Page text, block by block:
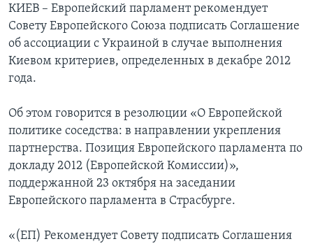
КИЕВ – Европейский парламент рекомендует
Совету Европейского Союза подписать Соглашение
об ассоциации с Украиной в случае выполнения
Киевом критериев, определенных в декабре 2012
года.
Об этом говорится в резолюции «О Европейской
политике соседства: в направлении укрепления
партнерства. Позиция Европейского парламента по
докладу 2012 (Европейской Комиссии)»,
поддержанной 23 октября на заседании
Европейского парламента в Страсбурге.
«(ЕП) Рекомендует Совету подписать Соглашения